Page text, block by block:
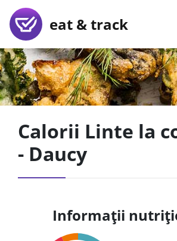
eat & track
Calorii Linte la
- Daucy
Informații